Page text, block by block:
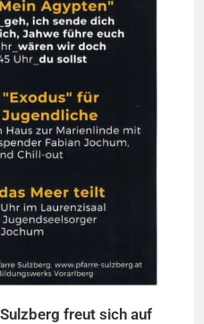
freut sich auf